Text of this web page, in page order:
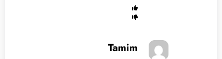
Tamim